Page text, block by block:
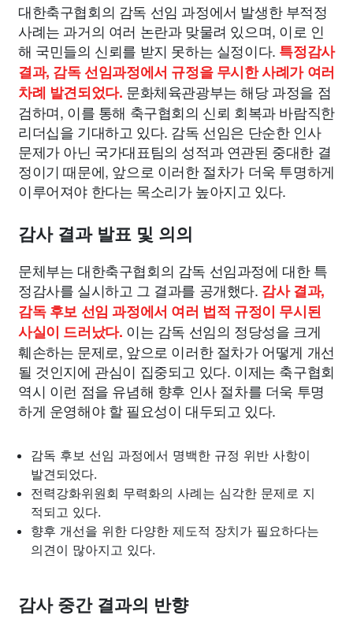
대한축구협회의 감독 선임 과정에서 발생한 부적정
사례는 과거의 여러 논란과 맞물려 있으며, 이로 인
해 국민들의 신뢰를 받지 못하는 실정이다. 특정감사
결과, 감독 선임과정에서 규정을 무시한 사례가 여러
차례 발견되었다. 문화체육관광부는 해당 과정을 점
검하며, 이를 통해 축구협회의 신뢰 회복과 바람직한
리더십을 기대하고 있다. 감독 선임은 단순한 인사
문제가 아닌 국가대표팀의 성적과 연관된 중대한 결
정이기 때문에, 앞으로 이러한 절차가 더욱 투명하게
이루어져야 한다는 목소리가 높아지고 있다.
감사 결과 발표 및 의의
문체부는 대한축구협회의 감독 선임과정에 대한 특
정감사를 실시하고 그 결과를 공개했다. 감사 결과,
감독 후보 선임 과정에서 여러 법적 규정이 무시된
사실이 드러났다. 이는 감독 선임의 정당성을 크게
훼손하는 문제로, 앞으로 이러한 절차가 어떻게 개선
될 것인지에 관심이 집중되고 있다. 이제는 축구협회
역시 이런 점을 유념해 향후 인사 절차를 더욱 투명
하게 운영해야 할 필요성이 대두되고 있다.
감독 후보 선임 과정에서 명백한 규정 위반 사항이
발견되었다.
전력강화위원회 무력화의 사례는 심각한 문제로 지
적되고 있다.
향후 개선을 위한 다양한 제도적 장치가 필요하다는
의견이 많아지고 있다.
감사 중간 결과의 반향